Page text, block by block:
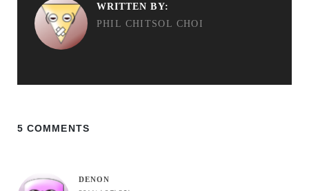
WRITTEN BY:
PHIL CHITSOL CHOI
5 COMMENTS
DENON